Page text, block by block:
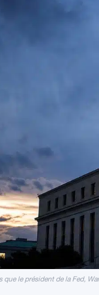
le président de la Fed,